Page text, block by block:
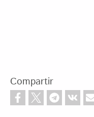
Compartir